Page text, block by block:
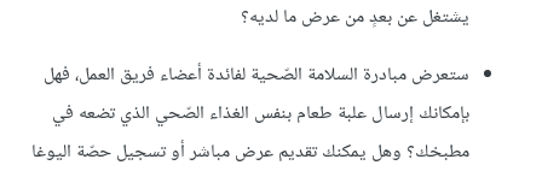
يشتغل عن بعدٍ من عرض ما لديه؟
ستعرض مبادرة السلامة الصّحية لفائدة أعضاء فريق العمل، فهل
بإمكانك إرسال علبة طعام بنفس الغذاء الصّحي الذي تضعه في
مطبخك؟ وهل يمكنك تقديم عرض مباشر أو تسجيل حصّة اليوغا